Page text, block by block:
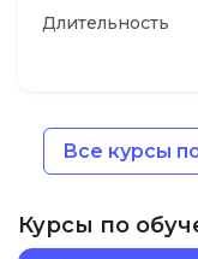
Длительность
Все курсы
Курсы по